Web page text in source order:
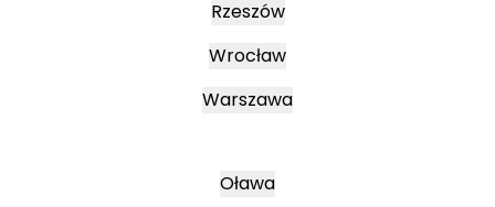
Rzeszów
Wrocław
Warszawa
Oława